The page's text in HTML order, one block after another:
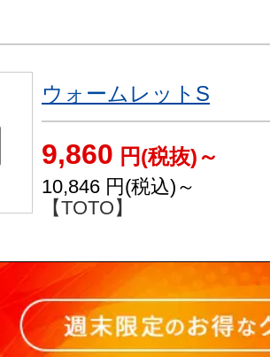
ウォームレットS
9,860 円(税抜)～
10,846 円(税込)～
【TOTO】
取替用フロートバルブ